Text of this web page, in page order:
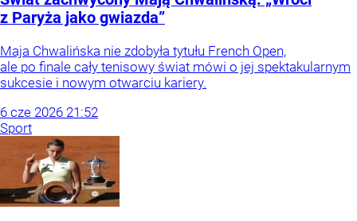
z Paryża jako gwiazda”
Maja Chwalińska nie zdobyła tytułu French Open,
ale po finale cały tenisowy świat mówi o jej spektakularnym
sukcesie i nowym otwarciu kariery.
6 cze 2026 21:52
Sport